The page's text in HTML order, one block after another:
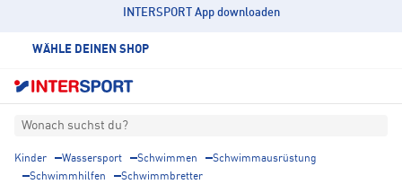
INTERSPORT App downloaden
WÄHLE DEINEN SHOP
Wonach suchst du?
Kinder Wassersport Schwimmen
Schwimmausrüstung
Schwimmhilfen
Schwimmbretter